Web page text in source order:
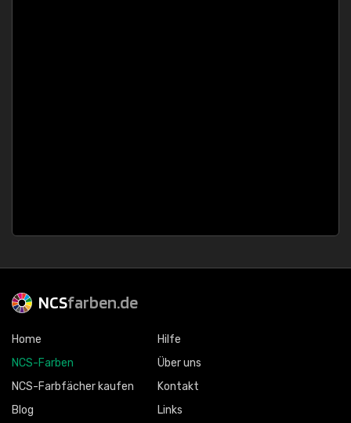
NCSfarben.de
Home
NCS-Farben
NCS-Farbfächer kaufen
Blog
Hilfe
Über uns
Kontakt
Links